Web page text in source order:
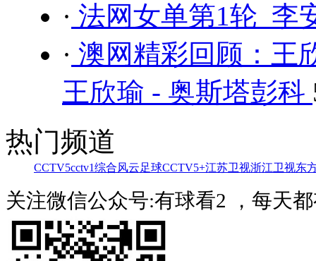
· 法网女单第1轮 李
· 澳网精彩回顾：王
王欣瑜 - 奥斯塔彭科
热门频道
CCTV5cctv1综合风云足球CCTV5+江苏卫视浙江卫视东
关注微信公众号:有球看2 ，每天